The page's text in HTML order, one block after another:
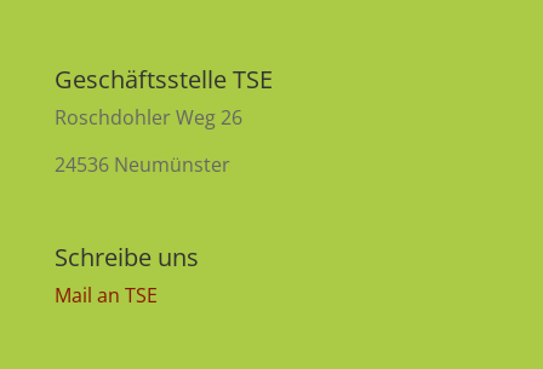
Geschäftsstelle TSE
Roschdohler Weg 26
24536 Neumünster
Schreibe uns
Mail an TSE